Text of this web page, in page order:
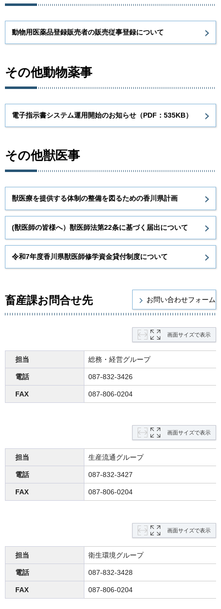
動物用医薬品登録販売者の販売従事登録について
その他動物薬事
電子指示書システム運用開始のお知らせ（PDF：535KB）
その他獣医事
獣医療を提供する体制の整備を図るための香川県計画
(獣医師の皆様へ）獣医師法第22条に基づく届出について
令和7年度香川県獣医師修学資金貸付制度について
畜産課お問合せ先
画面サイズで表示
担当 総務・経営グループ
電話 087-832-3426
FAX 087-806-0204
画面サイズで表示
担当 生産流通グループ
電話 087-832-3427
FAX 087-806-0204
画面サイズで表示
担当 衛生環境グループ
電話 087-832-3428
FAX 087-806-0204